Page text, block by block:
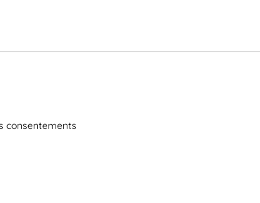
consentements